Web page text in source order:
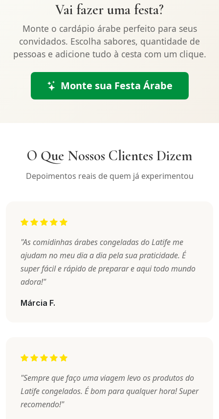
Vai fazer uma festa?
Monte o cardápio árabe perfeito para seus
convidados. Escolha sabores, quantidade de
pessoas e adicione tudo à cesta com um clique.
Monte sua Festa Árabe
O Que Nossos Clientes Dizem
Depoimentos reais de quem já experimentou
"As comidinhas árabes congeladas do Latife me
ajudam no meu dia a dia pela sua praticidade. É
super fácil e rápido de preparar e aqui todo mundo
adora!"
Márcia F.
"Sempre que faço uma viagem levo os produtos do
Latife congelados. É bom para qualquer hora! Super
recomendo!"